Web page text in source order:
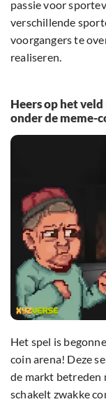
passie voor
verschillende
voorgangers te
realiseren.
Heers op het
onder de meme-
Het spel is
coin arena! Deze
de markt betreden
schakelt zwakke